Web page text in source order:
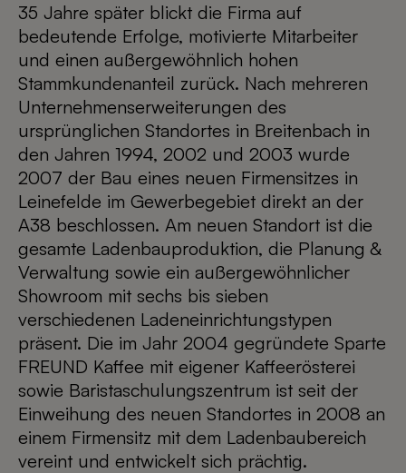
35 Jahre später blickt die Firma auf
bedeutende Erfolge, motivierte Mitarbeiter
und einen außergewöhnlich hohen
Stammkundenanteil zurück. Nach mehreren
Unternehmenserweiterungen des
ursprünglichen Standortes in Breitenbach in
den Jahren 1994, 2002 und 2003 wurde
2007 der Bau eines neuen Firmensitzes in
Leinefelde im Gewerbegebiet direkt an der
A38 beschlossen. Am neuen Standort ist die
gesamte Ladenbauproduktion, die Planung &
Verwaltung sowie ein außergewöhnlicher
Showroom mit sechs bis sieben
verschiedenen Ladeneinrichtungstypen
präsent. Die im Jahr 2004 gegründete Sparte
FREUND Kaffee mit eigener Kaffeerösterei
sowie Baristaschulungszentrum ist seit der
Einweihung des neuen Standortes in 2008 an
einem Firmensitz mit dem Ladenbaubereich
vereint und entwickelt sich prächtig.